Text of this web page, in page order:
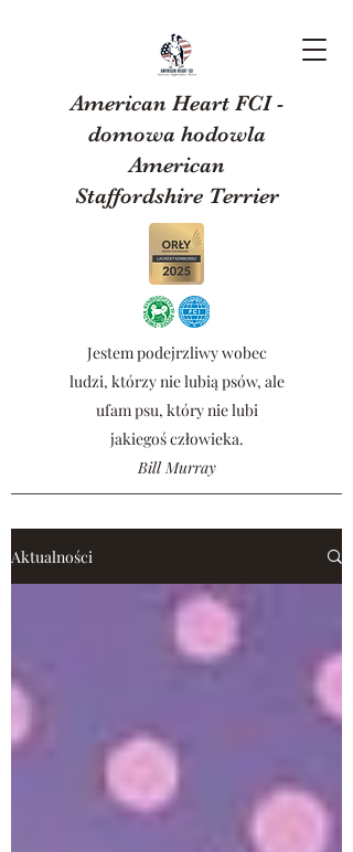
American Heart FCI -
domowa hodowla
American
Staffordshire Terrier
Jestem podejrzliwy wobec
ludzi, którzy nie lubią psów, ale
ufam psu, który nie lubi
jakiegoś człowieka.
Bill Murray
Aktualności